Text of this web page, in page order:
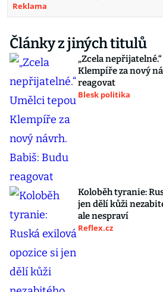
Reklama
Články z jiných titulů
„Zcela
Klempíře za nový
reagovat
Blesk politika
Koloběh tyranie:
jen dělí kůži
ale nespraví
Reflex.cz